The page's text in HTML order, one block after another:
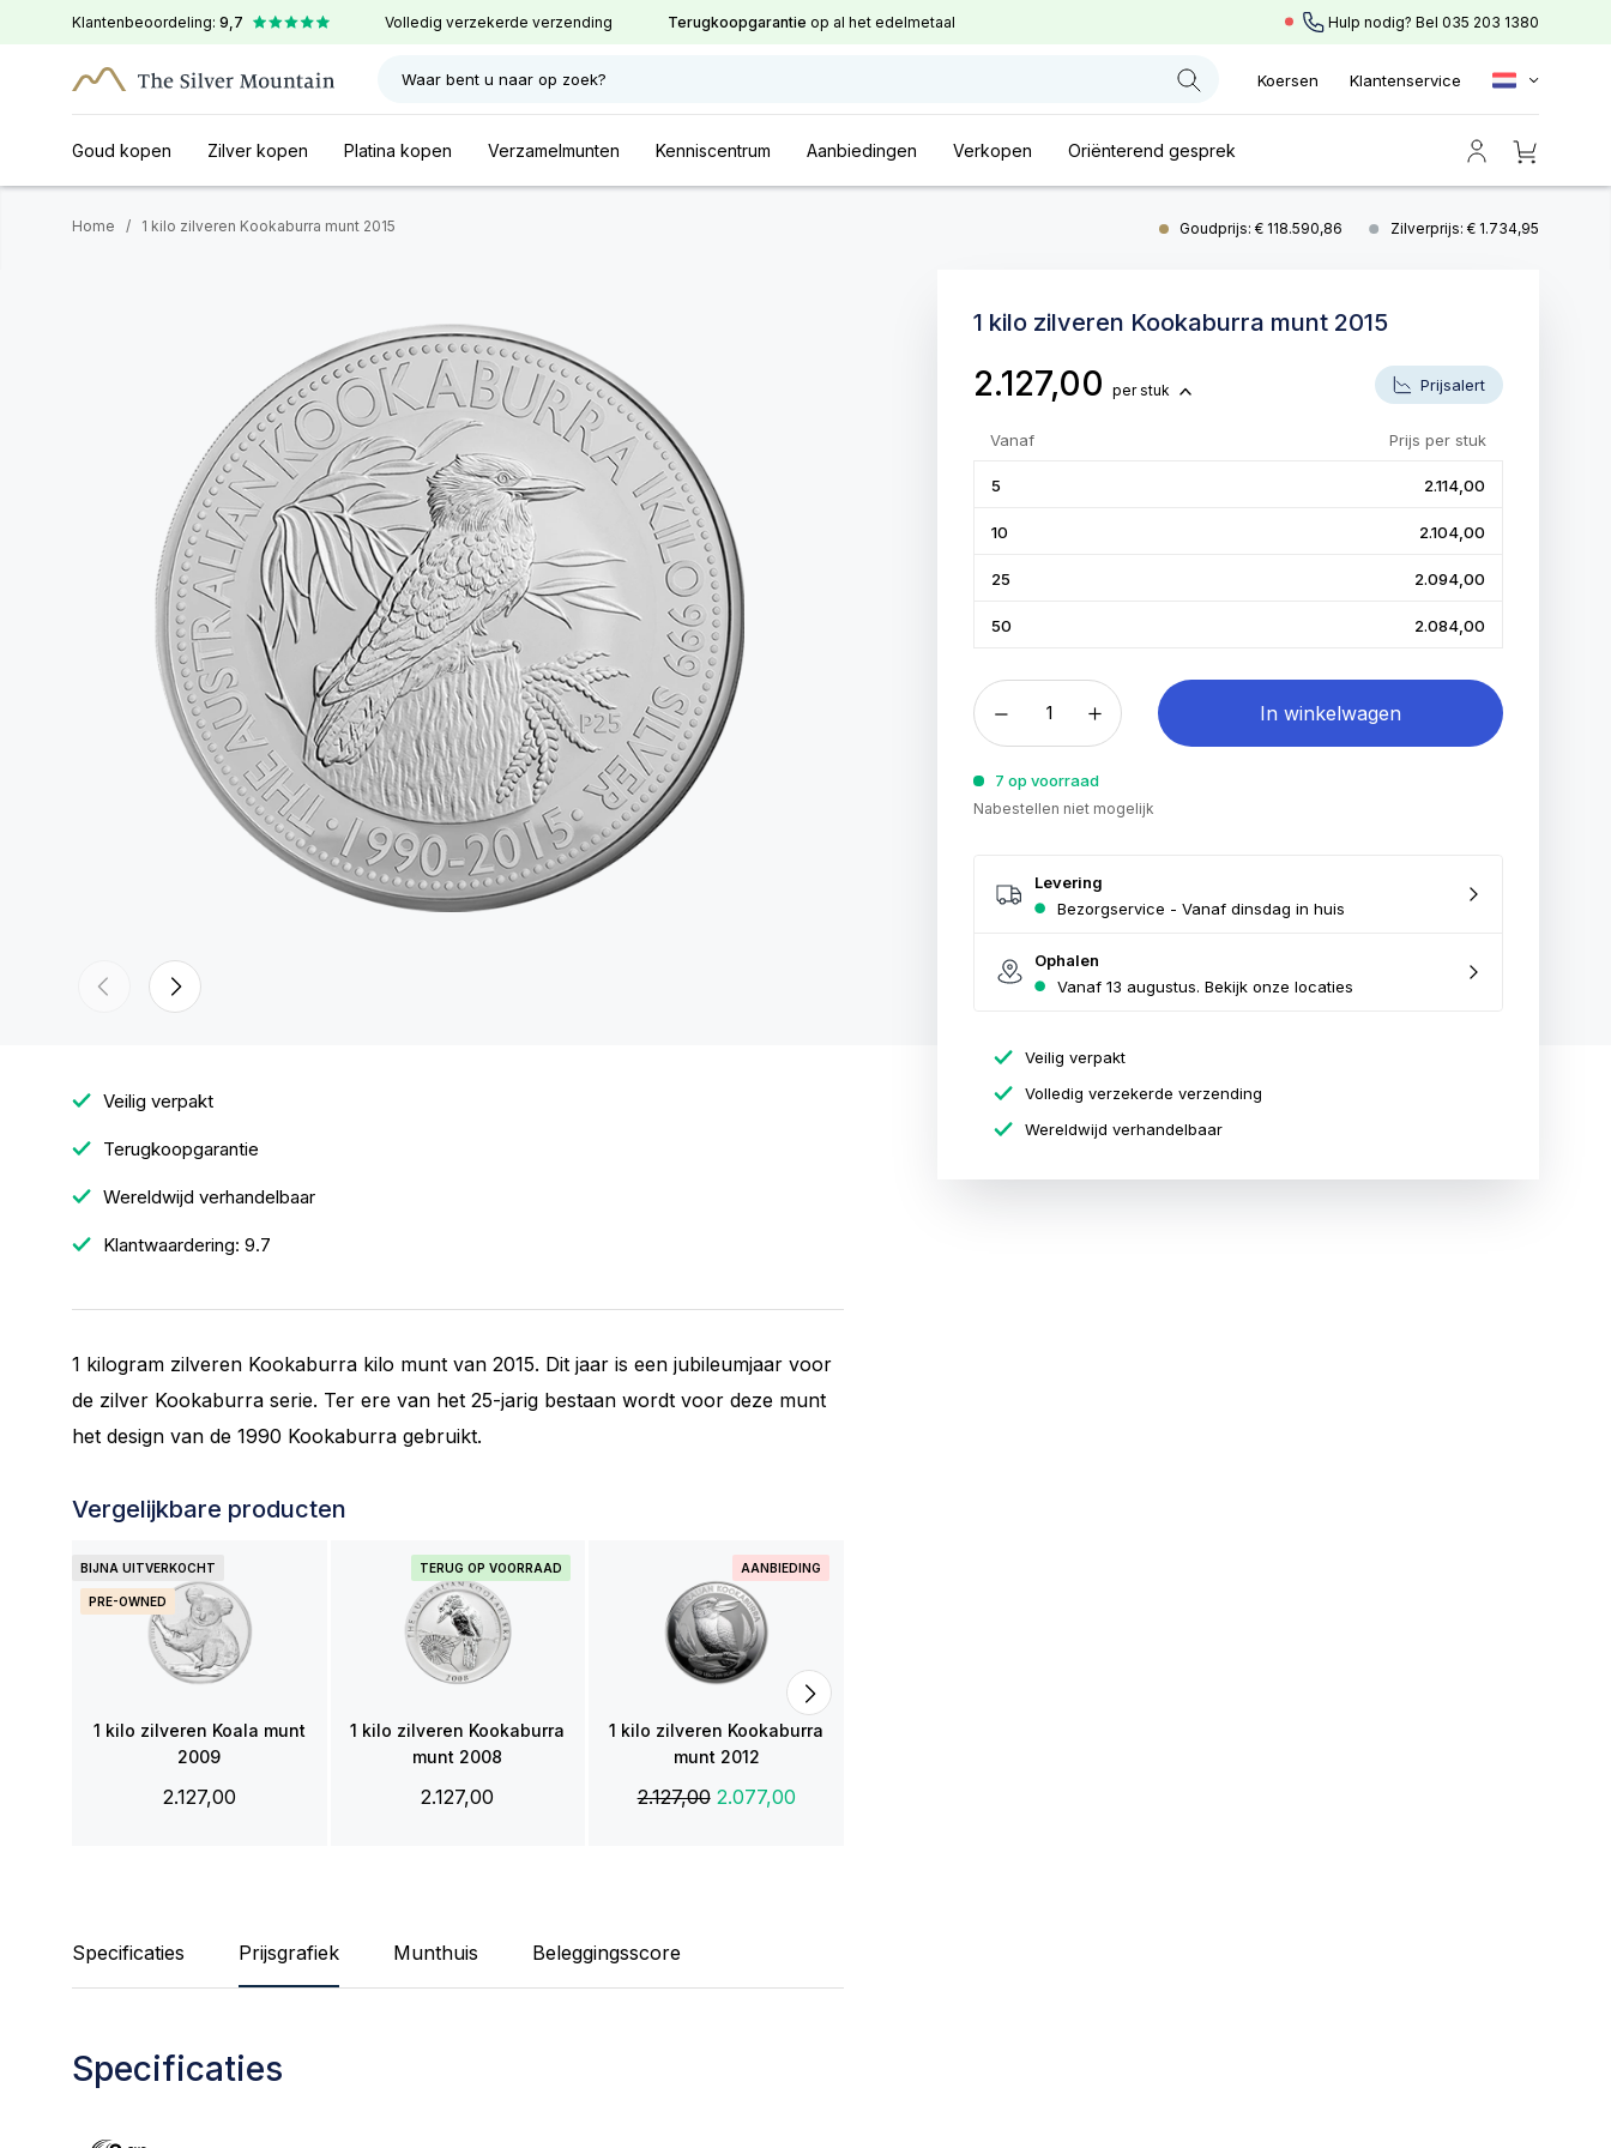
Klantenbeoordeling: 9,7 Volledig verzekerde verzending Terugkoopgarantie op al het edelmetaal Hulp nodig? Bel 035 203 1380
Waar bent u naar op zoek? Koersen Klantenservice
Goud kopen Zilver kopen Platina kopen Verzamelmunten Kenniscentrum Aanbiedingen Verkopen Oriënterend gesprek
Home / 1 kilo zilveren Kookaburra munt 2015 Goudprijs: € 118.590,86 Zilverprijs: € 1.734,95
1 kilo zilveren Kookaburra munt 2015
2.127,00 per stuk Prijsalert
Vanaf Prijs per stuk
5 2.114,00
10 2.104,00
25 2.094,00
50 2.084,00
In winkelwagen
7 op voorraad
Nabestellen niet mogelijk
Levering
Bezorgservice - Vanaf dinsdag in huis
Ophalen
Vanaf 13 augustus. Bekijk onze locaties
Veilig verpakt
Volledig verzekerde verzending
Wereldwijd verhandelbaar
Veilig verpakt
Terugkoopgarantie
Wereldwijd verhandelbaar
Klantwaardering: 9.7
1 kilogram zilveren Kookaburra kilo munt van 2015. Dit jaar is een jubileumjaar voor
de zilver Kookaburra serie. Ter ere van het 25-jarig bestaan wordt voor deze munt
het design van de 1990 Kookaburra gebruikt.
Vergelijkbare producten
BIJNA UITVERKOCHT
PRE-OWNED
1 kilo zilveren Koala munt
2009
2.127,00
TERUG OP VOORRAAD
1 kilo zilveren Kookaburra
munt 2008
2.127,00
AANBIEDING
1 kilo zilveren Kookaburra
munt 2012
2.127,002.077,00
Specificaties Prijsgrafiek Munthuis Beleggingsscore
Specificaties